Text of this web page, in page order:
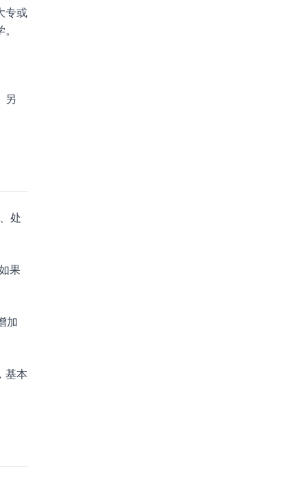
专或
另
处
果
加
基本